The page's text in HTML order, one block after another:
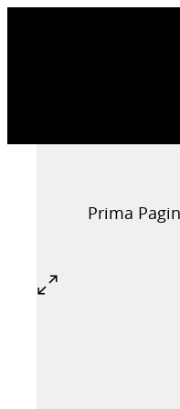
Prima